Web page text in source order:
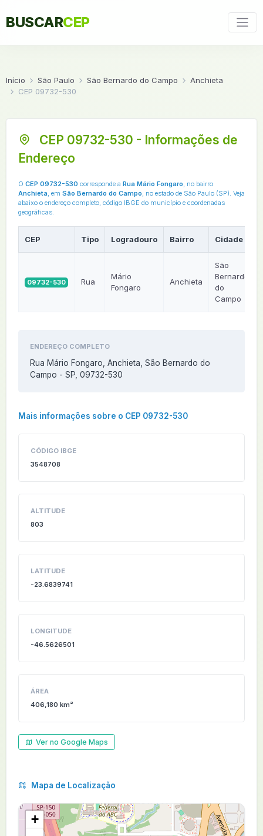
BUSCARCEP
Início São Paulo São Bernardo do Campo
Anchieta
CEP 09732-530
CEP 09732-530 - Informações de
Endereço
O CEP 09732-530 corresponde a Rua Mário Fongaro, no bairro
Anchieta, em São Bernardo do Campo, no estado de São Paulo (SP). Veja
abaixo o endereço completo, código IBGE do município e coordenadas
geográficas.
CEP Tipo Logradouro Bairro Cidade
09732-530 Rua
Mário
Fongaro
Anchieta
São
Bernardo
do
Campo
ENDEREÇO COMPLETO
Rua Mário Fongaro, Anchieta, São Bernardo do
Campo - SP, 09732-530
Mais informações sobre o CEP 09732-530
CÓDIGO IBGE
3548708
ALTITUDE
803
LATITUDE
-23.6839741
LONGITUDE
-46.5626501
ÁREA
406,180 km²
Ver no Google Maps
Mapa de Localização
+